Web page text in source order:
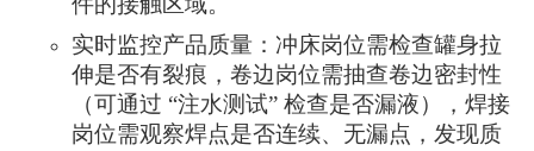
件的接触区域。
实时监控产品质量：冲床岗位需检查罐身拉
伸是否有裂痕，卷边岗位需抽查卷边密封性
（可通过 “注水测试” 检查是否漏液），焊接
岗位需观察焊点是否连续、无漏点，发现质